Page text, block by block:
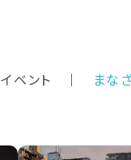
イベント まな